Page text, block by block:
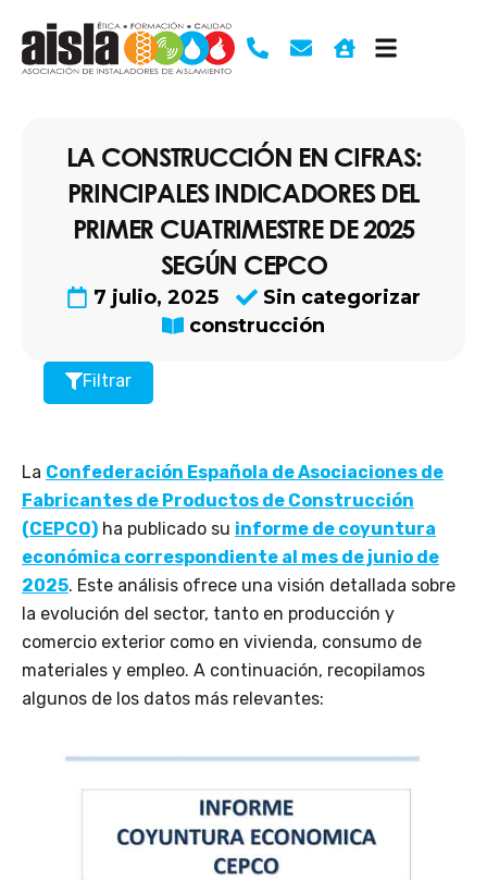
contenido
LA CONSTRUCCIÓN EN CIFRAS:
PRINCIPALES INDICADORES DEL
PRIMER CUATRIMESTRE DE 2025
SEGÚN CEPCO
7 julio, 2025
Sin categorizar
construcción
Filtrar
La Confederación Española de Asociaciones de
Fabricantes de Productos de Construcción
(CEPCO) ha publicado su informe de coyuntura
económica correspondiente al mes de junio de
2025. Este análisis ofrece una visión detallada sobre
la evolución del sector, tanto en producción y
comercio exterior como en vivienda, consumo de
materiales y empleo. A continuación, recopilamos
algunos de los datos más relevantes: